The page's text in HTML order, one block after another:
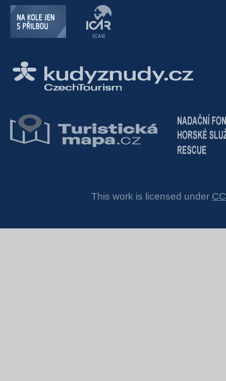
This work is licensed under